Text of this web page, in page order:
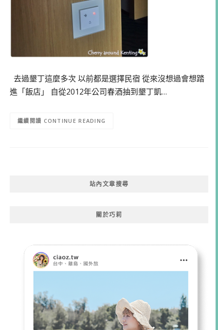
去過墾丁這麼多次 以前都是選擇民宿 從來沒想過會想踏
進「飯店」 自從2012年公司春酒抽到墾丁凱…
CONTINUE READING
站內文章搜尋
關於巧莉